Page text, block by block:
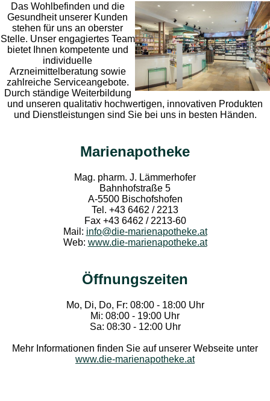
Das Wohlbefinden und die
Gesundheit unserer Kunden
stehen für uns an oberster
Stelle. Unser engagiertes Team
bietet Ihnen kompetente und
individuelle
Arzneimittelberatung sowie
zahlreiche Serviceangebote.
Durch ständige Weiterbildung
und unseren qualitativ hochwertigen, innovativen Produkten
und Dienstleistungen sind Sie bei uns in besten Händen.
Marienapotheke
Mag. pharm. J. Lämmerhofer
Bahnhofstraße 5
A-5500 Bischofshofen
Tel. +43 6462 / 2213
Fax +43 6462 / 2213-60
Mail: info@die-marienapotheke.at
Web: www.die-marienapotheke.at
Öffnungszeiten
Mo, Di, Do, Fr: 08:00 - 18:00 Uhr
Mi: 08:00 - 19:00 Uhr
Sa: 08:30 - 12:00 Uhr
Mehr Informationen finden Sie auf unserer Webseite unter
www.die-marienapotheke.at